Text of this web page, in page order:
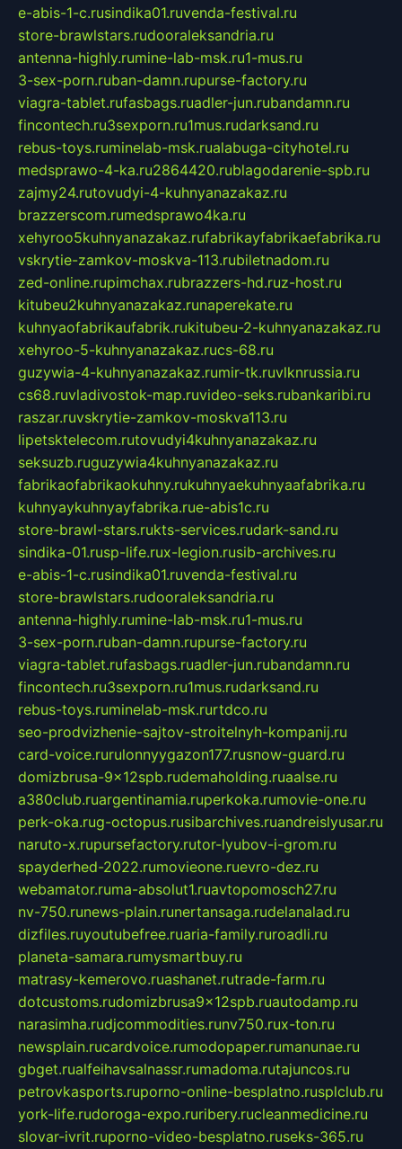
e-abis-1-c.rusindika01.ruvenda-festival.ru
store-brawlstars.rudooraleksandria.ru
antenna-highly.rumine-lab-msk.ru1-mus.ru
3-sex-porn.ruban-damn.rupurse-factory.ru
viagra-tablet.rufasbags.ruadler-jun.rubandamn.ru
fincontech.ru3sexporn.ru1mus.rudarksand.ru
rebus-toys.ruminelab-msk.rualabuga-cityhotel.ru
medsprawo-4-ka.ru2864420.rublagodarenie-spb.ru
zajmy24.rutovudyi-4-kuhnyanazakaz.ru
brazzerscom.rumedsprawo4ka.ru
xehyroo5kuhnyanazakaz.rufabrikayfabrikaefabrika.ru
vskrytie-zamkov-moskva-113.rubiletnadom.ru
zed-online.rupimchax.rubrazzers-hd.ruz-host.ru
kitubeu2kuhnyanazakaz.runaperekate.ru
kuhnyaofabrikaufabrik.rukitubeu-2-kuhnyanazakaz.ru
xehyroo-5-kuhnyanazakaz.rucs-68.ru
guzywia-4-kuhnyanazakaz.rumir-tk.ruvlknrussia.ru
cs68.ruvladivostok-map.ruvideo-seks.rubankaribi.ru
raszar.ruvskrytie-zamkov-moskva113.ru
lipetsktelecom.rutovudyi4kuhnyanazakaz.ru
seksuzb.ruguzywia4kuhnyanazakaz.ru
fabrikaofabrikaokuhny.rukuhnyaekuhnyaafabrika.ru
kuhnyaykuhnyayfabrika.rue-abis1c.ru
store-brawl-stars.rukts-services.rudark-sand.ru
sindika-01.rusp-life.rux-legion.rusib-archives.ru
e-abis-1-c.rusindika01.ruvenda-festival.ru
store-brawlstars.rudooraleksandria.ru
antenna-highly.rumine-lab-msk.ru1-mus.ru
3-sex-porn.ruban-damn.rupurse-factory.ru
viagra-tablet.rufasbags.ruadler-jun.rubandamn.ru
fincontech.ru3sexporn.ru1mus.rudarksand.ru
rebus-toys.ruminelab-msk.rurtdco.ru
seo-prodvizhenie-sajtov-stroitelnyh-kompanij.ru
card-voice.rurulonnyygazon177.rusnow-guard.ru
domizbrusa-9x12spb.rudemaholding.ruaalse.ru
a380club.ruargentinamia.ruperkoka.rumovie-one.ru
perk-oka.rug-octopus.rusibarchives.ruandreislyusar.ru
naruto-x.rupursefactory.rutor-lyubov-i-grom.ru
spayderhed-2022.rumovieone.ruevro-dez.ru
webamator.ruma-absolut1.ruavtopomosch27.ru
nv-750.runews-plain.runertansaga.rudelanalad.ru
dizfiles.ruyoutubefree.ruaria-family.ruroadli.ru
planeta-samara.rumysmartbuy.ru
matrasy-kemerovo.ruashanet.rutrade-farm.ru
dotcustoms.rudomizbrusa9x12spb.ruautodamp.ru
narasimha.rudjcommodities.runv750.rux-ton.ru
newsplain.rucardvoice.rumodopaper.rumanunae.ru
gbget.rualfeihavsalnassr.rumadoma.rutajuncos.ru
petrovkasports.ruporno-online-besplatno.rusplclub.ru
york-life.rudoroga-expo.ruribery.rucleanmedicine.ru
slovar-ivrit.ruporno-video-besplatno.ruseks-365.ru